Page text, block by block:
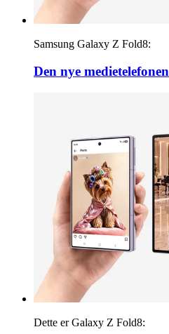
Samsung Galaxy Z Fold8:
Den nye medietelefonen
Dette er Galaxy Z Fold8: